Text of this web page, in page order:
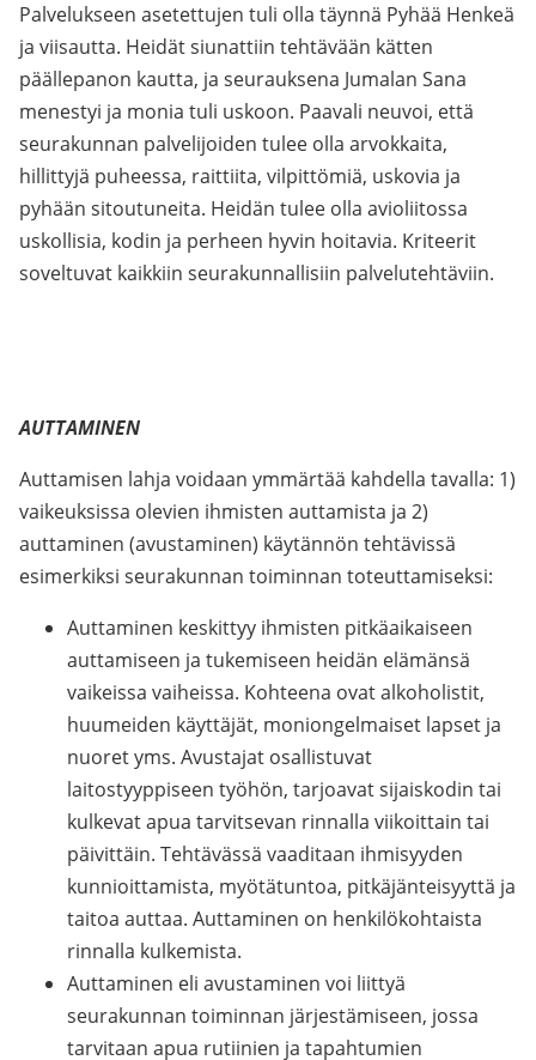
Palvelukseen asetettujen tuli olla täynnä Pyhää Henkeä
ja viisautta. Heidät siunattiin tehtävään kätten
päällepanon kautta, ja seurauksena Jumalan Sana
menestyi ja monia tuli uskoon. Paavali neuvoi, että
seurakunnan palvelijoiden tulee olla arvokkaita,
hillittyjä puheessa, raittiita, vilpittömiä, uskovia ja
pyhään sitoutuneita. Heidän tulee olla avioliitossa
uskollisia, kodin ja perheen hyvin hoitavia. Kriteerit
soveltuvat kaikkiin seurakunnallisiin palvelutehtäviin.
AUTTAMINEN
Auttamisen lahja voidaan ymmärtää kahdella tavalla: 1)
vaikeuksissa olevien ihmisten auttamista ja 2)
auttaminen (avustaminen) käytännön tehtävissä
esimerkiksi seurakunnan toiminnan toteuttamiseksi:
Auttaminen keskittyy ihmisten pitkäaikaiseen
auttamiseen ja tukemiseen heidän elämänsä
vaikeissa vaiheissa. Kohteena ovat alkoholistit,
huumeiden käyttäjät, moniongelmaiset lapset ja
nuoret yms. Avustajat osallistuvat
laitostyyppiseen työhön, tarjoavat sijaiskodin tai
kulkevat apua tarvitsevan rinnalla viikoittain tai
päivittäin. Tehtävässä vaaditaan ihmisyyden
kunnioittamista, myötätuntoa, pitkäjänteisyyttä ja
taitoa auttaa. Auttaminen on henkilökohtaista
rinnalla kulkemista.
Auttaminen eli avustaminen voi liittyä
seurakunnan toiminnan järjestämiseen, jossa
tarvitaan apua rutiinien ja tapahtumien